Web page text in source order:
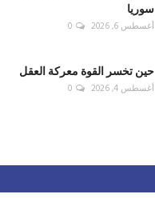
سوريا
أغسطس 6, 2026 0
حين تخسر القوة معركة العقل
أغسطس 4, 2026 0